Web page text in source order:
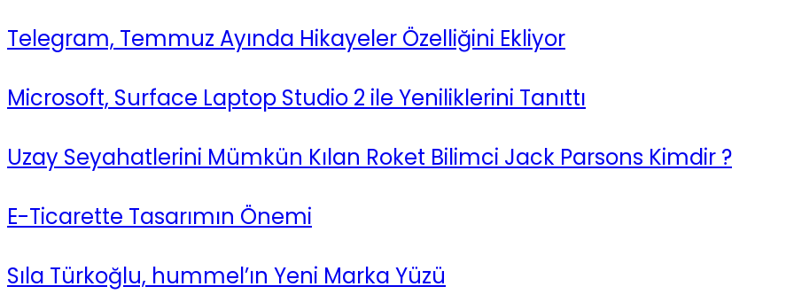
Telegram, Temmuz Ayında Hikayeler Özelliğini Ekliyor
Microsoft, Surface Laptop Studio 2 ile Yeniliklerini Tanıttı
Uzay Seyahatlerini Mümkün Kılan Roket Bilimci Jack Parsons Kimdir ?
E-Ticarette Tasarımın Önemi
Sıla Türkoğlu, hummel’ın Yeni Marka Yüzü